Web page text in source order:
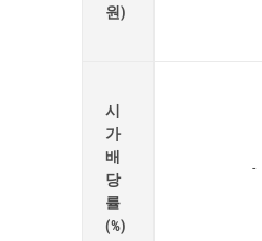
원)
시
가
배
당
률
(%)
-